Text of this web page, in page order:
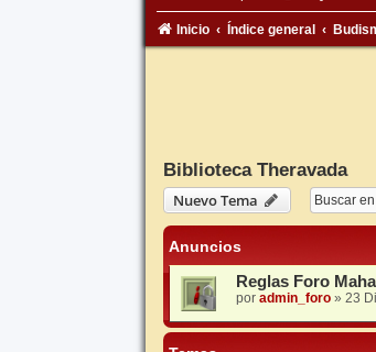
Inicio Índice general
Biblioteca Theravada
Nuevo Tema
Anuncios
Reglas Foro
por admin_foro» 23